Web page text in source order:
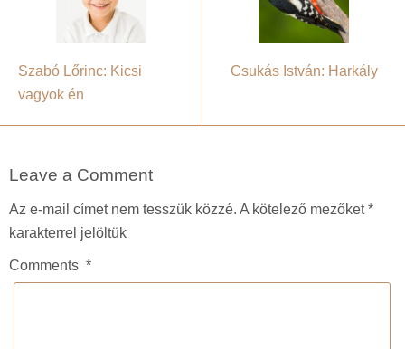
Szabó Lőrinc: Kicsi
vagyok én
Csukás István: Harkály
Leave a Comment
Az e-mail címet nem tesszük közzé. A kötelező mezőket*
karakterrel jelöltük
Comments *